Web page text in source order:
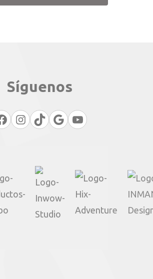
Síguenos
Facebook
Instagram
TikTok
GoogleYouTube